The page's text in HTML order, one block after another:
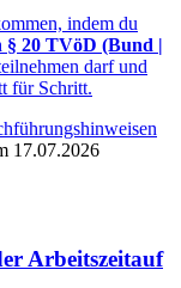
indem du
§ 20 TVöD (Bund |
darf und
für Schritt.
17.07.2026
Arbeitszeitauf